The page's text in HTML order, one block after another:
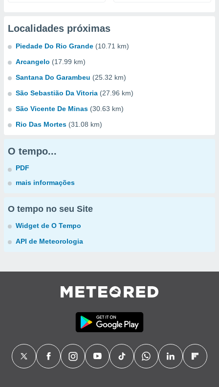
Localidades próximas
Piedade Do Rio Grande (10.71 km)
Arcangelo (17.99 km)
Santana Do Garambeu (25.32 km)
São Sebastião Da Vitoria (27.96 km)
São Vicente De Minas (30.63 km)
Rio Das Mortes (31.08 km)
O tempo...
PDF
mais informações
O tempo no seu Site
Widget de O Tempo
API de Meteorologia